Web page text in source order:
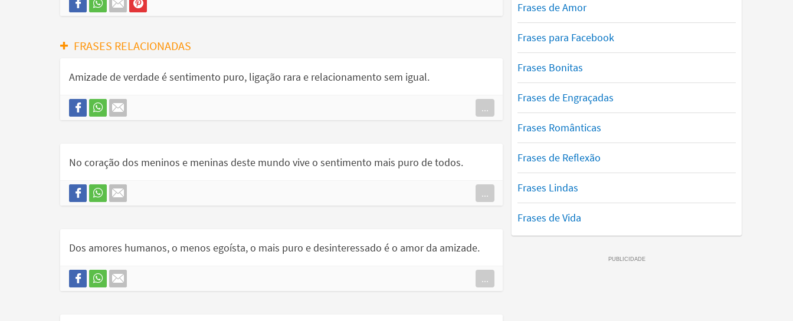
FRASES RELACIONADAS
Amizade de verdade é sentimento puro, ligação rara e relacionamento sem igual.
...
No coração dos meninos e meninas deste mundo vive o sentimento mais puro de todos.
...
Dos amores humanos, o menos egoísta, o mais puro e desinteressado é o amor da amizade.
...
Frases de Amor
Frases para Facebook
Frases Bonitas
Frases de Engraçadas
Frases Românticas
Frases de Reflexão
Frases Lindas
Frases de Vida